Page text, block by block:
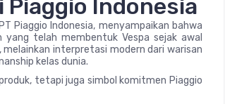
Piaggio Indonesia
Piaggio Indonesia, menyampaikan bahwa
telah membentuk Vespa sejak awal
melainkan interpretasi modern dari warisan
kelas dunia.
tetapi juga simbol komitmen Piaggio